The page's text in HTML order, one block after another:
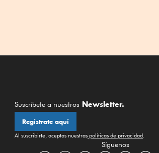
Suscríbete a nuestros Newsletter.
Regístrate aquí
Al suscribirte, aceptas nuestras políticas de privacidad
Síguenos